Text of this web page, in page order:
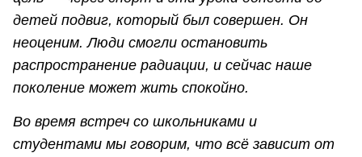
детей подвиг, который был совершен. Он
неоценим. Люди смогли остановить
распространение радиации, и сейчас наше
поколение может жить спокойно.
Во время встреч со школьниками и
студентами мы говорим, что всё зависит от